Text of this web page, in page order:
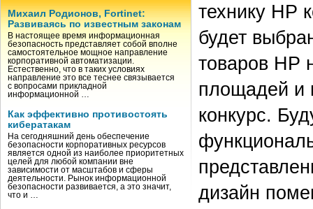
Михаил Родионов, Fortinet:
Развиваясь по известным законам
В настоящее время информационная
безопасность представляет собой вполне
самостоятельное мощное направление
корпоративной автоматизации.
Естественно, что в таких условиях
направление это все теснее связывается
с вопросами прикладной
информационной …
Как эффективно противостоять
кибератакам
На сегодняшний день обеспечение
безопасности корпоративных ресурсов
является одной из наиболее приоритетных
целей для любой компании вне
зависимости от масштабов и сферы
деятельности. Рынок информационной
безопасности развивается, а это значит,
что и …
технику НР
будет
товаров НР
площадей и
конкурс.
дизайн